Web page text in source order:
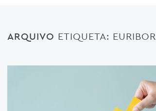
ARQUIVO ETIQUETA: EURIBOR